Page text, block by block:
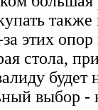
этих
стола,
будет
выбор -